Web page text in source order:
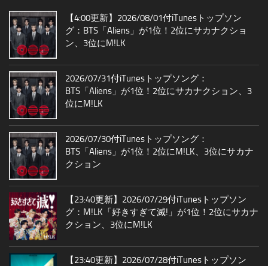
【4:00更新】2026/08/01付iTunesトップソン
グ：BTS「Aliens」が1位！2位にサカナクショ
ン、3位にM!LK
2026/07/31付iTunesトップソング：
BTS「Aliens」が1位！2位にサカナクション、3
位にM!LK
2026/07/30付iTunesトップソング：
BTS「Aliens」が1位！2位にM!LK、3位にサカナ
クション
【23:40更新】2026/07/29付iTunesトップソン
グ：M!LK「好きすぎて滅!」が1位！2位にサカナ
クション、3位にM!LK
【23:40更新】2026/07/28付iTunesトップソン